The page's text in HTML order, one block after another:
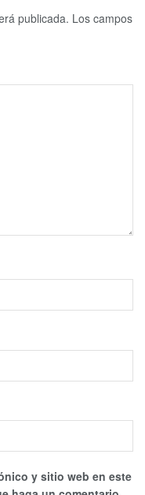
ciudadana es vital,al
y patios, lo que
publicada. Los campos
y sitio web en este